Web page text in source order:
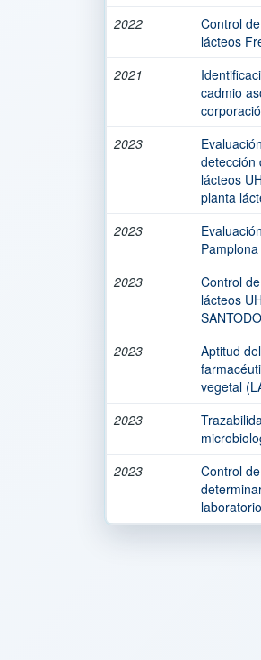
2022
Control
lácteos
2021
cadmio
2023
detección
lácteos
planta
2023
2023
Control
lácteos
2023
Aptitud
vegetal
2023
2023
Control